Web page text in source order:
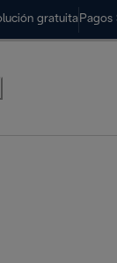
gratuita Pagos